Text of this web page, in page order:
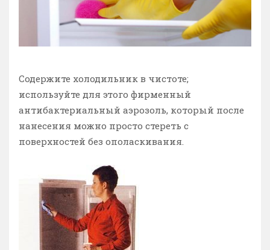
Содержите холодильник в чистоте;
используйте для этого фирменный
антибактериальный аэрозоль, который после
нанесения можно просто стереть с
поверхностей без ополаскивания.